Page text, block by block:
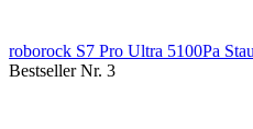
roborock S7 Pro Ultra 5100Pa
Bestseller Nr. 3